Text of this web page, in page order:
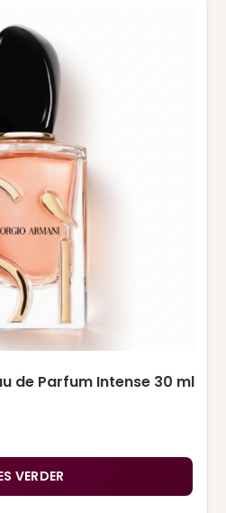
de Parfum Intense 30 ml
VERDER